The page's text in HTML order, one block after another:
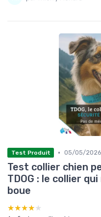
Test Produit • 05/05/2026
Test collier chien
TDOG : le collier
boue
★★★★★
★★★★★